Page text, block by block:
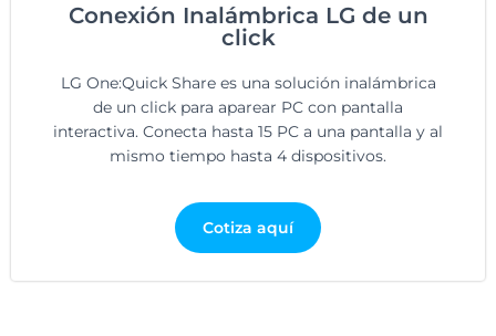
Conexión Inalámbrica LG de un
click
LG One:Quick Share es una solución inalámbrica
de un click para aparear PC con pantalla
interactiva. Conecta hasta 15 PC a una pantalla y al
mismo tiempo hasta 4 dispositivos.
Cotiza aquí